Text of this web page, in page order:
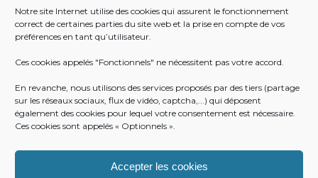
Notre site Internet utilise des cookies qui assurent le fonctionnement
correct de certaines parties du site web et la prise en compte de vos
préférences en tant qu’utilisateur.
Ces cookies appelés "Fonctionnels" ne nécessitent pas votre accord.
En revanche, nous utilisons des services proposés par des tiers (partage
sur les réseaux sociaux, flux de vidéo, captcha,...) qui déposent
également des cookies pour lequel votre consentement est nécessaire.
Ces cookies sont appelés « Optionnels ».
Accepter les cookies
RÉALISATION